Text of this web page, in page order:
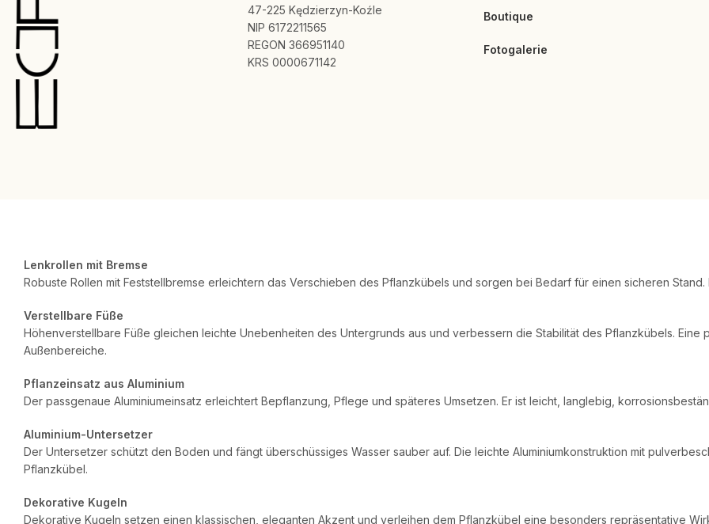
47-225 Kędzierzyn-Koźle
NIP 6172211565
REGON 366951140
KRS 0000671142
Boutique
Fotogalerie
Lenkrollen mit Bremse
Robuste Rollen mit Feststellbremse erleichtern das Verschieben des Pflanzkübels und sorgen bei Bedarf für einen sicheren
Verstellbare Füße
Höhenverstellbare Füße gleichen leichte Unebenheiten des Untergrunds aus und verbessern die Stabilität des Pflanzkübels.
Außenbereiche.
Pflanzeinsatz aus Aluminium
Der passgenaue Aluminiumeinsatz erleichtert Bepflanzung, Pflege und späteres Umsetzen. Er ist leicht, langlebig,
Aluminium-Untersetzer
Der Untersetzer schützt den Boden und fängt überschüssiges Wasser sauber auf. Die leichte Aluminiumkonstruktion mit
Pflanzkübel.
Dekorative Kugeln
Dekorative Kugeln setzen einen klassischen, eleganten Akzent und verleihen dem Pflanzkübel eine besonders repräsentative